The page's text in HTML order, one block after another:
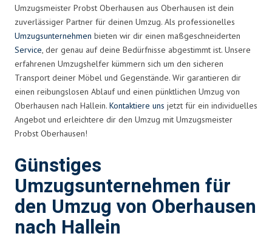
Umzugsmeister Probst Oberhausen aus Oberhausen ist dein
zuverlässiger Partner für deinen Umzug. Als professionelles
Umzugsunternehmen bieten wir dir einen maßgeschneiderten
Service, der genau auf deine Bedürfnisse abgestimmt ist. Unsere
erfahrenen Umzugshelfer kümmern sich um den sicheren
Transport deiner Möbel und Gegenstände. Wir garantieren dir
einen reibungslosen Ablauf und einen pünktlichen Umzug von
Oberhausen nach Hallein. Kontaktiere uns jetzt für ein individuelles
Angebot und erleichtere dir den Umzug mit Umzugsmeister
Probst Oberhausen!
Günstiges
Umzugsunternehmen für
den Umzug von Oberhausen
nach Hallein